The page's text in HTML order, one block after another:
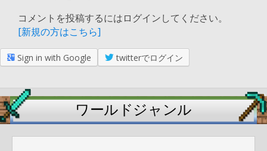
コメントを投稿するにはログインしてください。
[新規の方はこちら]
Sign in with Google twitterでログイン
ワールドジャンル